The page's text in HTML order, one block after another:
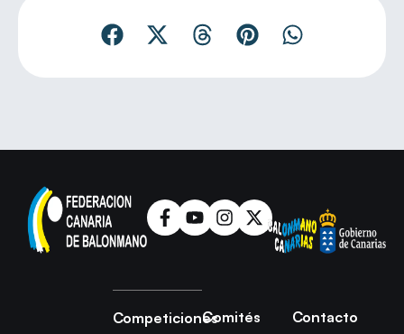
CompeticionesComités
Contacto